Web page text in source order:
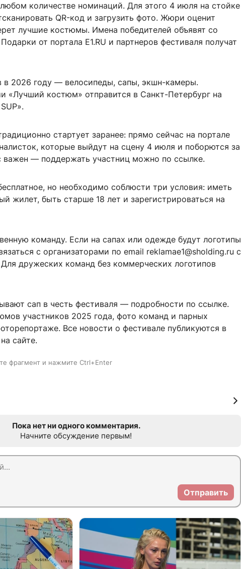
количестве номинаций. Для этого 4 июля на стойке
QR-код и загрузить фото. Жюри оценит
лучшие костюмы. Имена победителей объявят со
от портала E1.RU и партнеров фестиваля получат
в 2026 году — велосипеды, сапы, экшн-камеры.
«Лучший костюм» отправится в Санкт-Петербург на
стартует заранее: прямо сейчас на портале
которые выйдут на сцену 4 июля и поборются за
важен — поддержать участниц можно по ссылке.
но необходимо соблюсти три условия: иметь
жилет, быть старше 18 лет и зарегистрироваться на
команду. Если на сапах или одежде будут логотипы
с организаторами по email reklamae1@sholding.ru с
Для дружеских команд без коммерческих логотипов
сап в честь фестиваля — подробности по ссылке.
участников 2025 года, фото команд и парных
Все новости о фестивале публикуются в
сайте.
фрагмент и нажмите Ctrl+Enter
Пока нет ни одного комментария.
Начните обсуждение первым!
Отправить